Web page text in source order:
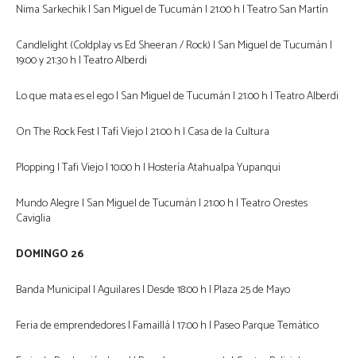
Nima Sarkechik | San Miguel de Tucumán | 21:00 h | Teatro San Martín
Candlelight (Coldplay vs Ed Sheeran / Rock) | San Miguel de Tucumán |
19:00 y 21:30 h | Teatro Alberdi
Lo que mata es el ego | San Miguel de Tucumán | 21:00 h | Teatro Alberdi
On The Rock Fest | Tafí Viejo | 21:00 h | Casa de la Cultura
Plopping | Tafi Viejo | 10:00 h | Hostería Atahualpa Yupanqui
Mundo Alegre | San Miguel de Tucumán | 21:00 h | Teatro Orestes
Caviglia
DOMINGO 26
Banda Municipal | Aguilares | Desde 18:00 h | Plaza 25 de Mayo
Feria de emprendedores | Famaillá | 17:00 h | Paseo Parque Temático